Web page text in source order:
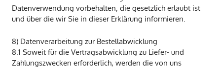
Datenverwendung vorbehalten, die gesetzlich erlaubt ist
und über die wir Sie in dieser Erklärung informieren.
8) Datenverarbeitung zur Bestellabwicklung
8.1 Soweit für die Vertragsabwicklung zu Liefer- und
Zahlungszwecken erforderlich, werden die von uns